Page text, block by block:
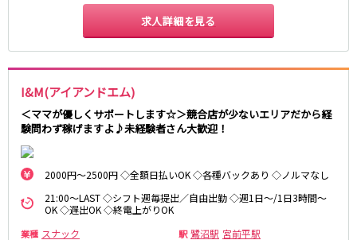
求人詳細を見る
I&M(アイアンドエム)
＜ママが優しくサポートします☆＞競合店が少ないエリアだから経
験問わず稼げますよ♪未経験者さん大歓迎！
2000円～2500円 ◇全額日払いOK ◇各種バックあり ◇ノルマなし
21:00～LAST ◇シフト週毎提出／自由出勤 ◇週1日～/1日3時間～
OK ◇遅出OK ◇終電上がりOK
業種 スナック 駅 鷺沼駅 宮前平駅
太田
渋川
該当求人 0件
秋葉原駅
御徒町駅
蕨駅
南浦和駅
浦和駅
大船駅
川口駅
品川駅
北浦和駅
西川口駅
大井町駅
鶴見駅
王子駅
都営浅草線